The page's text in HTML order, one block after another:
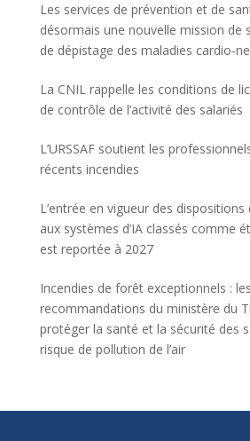
Les services de prévention et de
désormais une nouvelle mission de
de dépistage des maladies cardio-
La CNIL rappelle les conditions de
de contrôle de l’activité des salariés
L’URSSAF soutient les
récents incendies
L’entrée en vigueur des dispositions
aux systèmes d’IA classés comme
est reportée à 2027
Incendies de forêt exceptionnels : les
recommandations du ministère du
protéger la santé et la sécurité des
risque de pollution de l’air